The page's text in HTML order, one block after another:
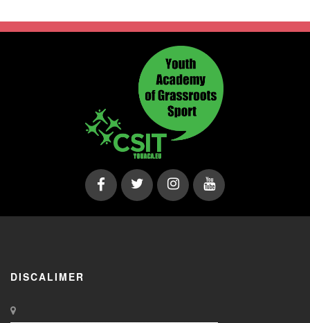
reprehenderit in voluptate velit esse cillum dolore eu
non proident, sunt in culpa qui officia deserunt mollit anim
DISCALIMER